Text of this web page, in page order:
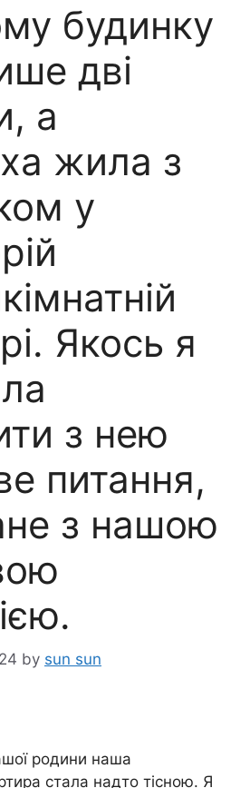
будинку
дві
а
жила з
у
Якось я
з нею
питання,
з нашою
by sun sun
родини наша
стала надто тісною. Я